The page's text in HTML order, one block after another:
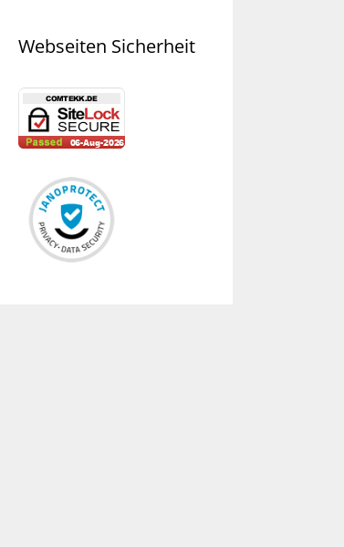
Webseiten Sicherheit